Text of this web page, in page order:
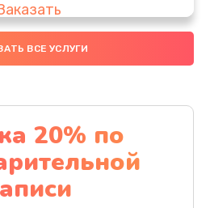
южного моста
от пыли
руб.
ВСЕ УСЛУГИ
20% по